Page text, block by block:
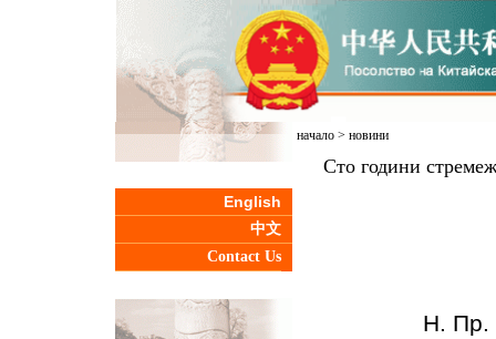
English
中文
Contact Us
начало> новини
Сто години
Н. Пр.